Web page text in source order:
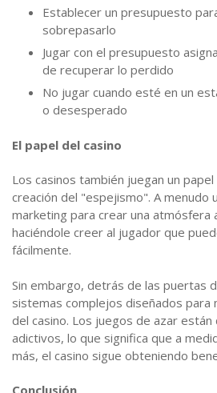
Establecer un presupuesto
sobrepasarlo
Jugar con el presupuesto
de recuperar lo perdido
No jugar cuando esté en un
o desesperado
El papel del casino
Los casinos también juegan un
creación del "espejismo". A menudo
marketing para crear una atmósfera
haciéndole creer al jugador que
fácilmente.
Sin embargo, detrás de las puertas
sistemas complejos diseñados para
del casino. Los juegos de azar
adictivos, lo que significa que a
más, el casino sigue obteniendo
Conclusión